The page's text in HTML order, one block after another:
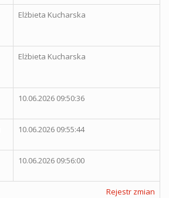
Elżbieta Kucharska
Elżbieta Kucharska
10.06.2026 09:50:36
10.06.2026 09:55:44
10.06.2026 09:56:00
Rejestr zmian